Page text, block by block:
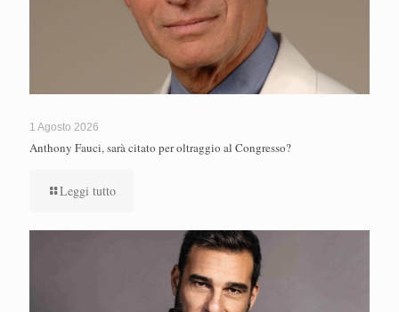
1 Agosto 2026
Anthony Fauci, sarà citato per oltraggio al Congresso?
Leggi tutto